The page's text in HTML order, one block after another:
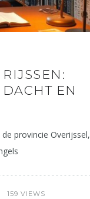
EN
provincie Overijssel,
159 VIEWS